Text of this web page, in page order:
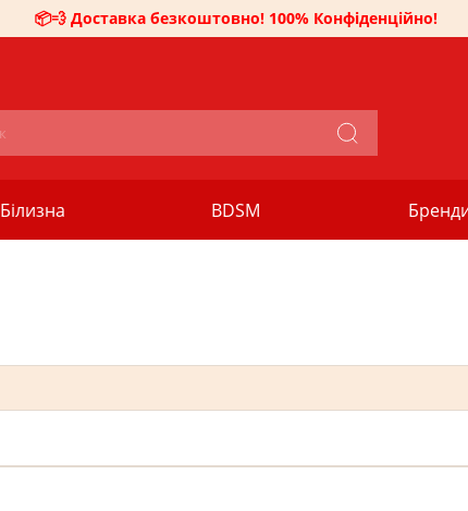
📦💨 Доставка безкоштовно! 100% Конфіденційно!
Білизна BDSM